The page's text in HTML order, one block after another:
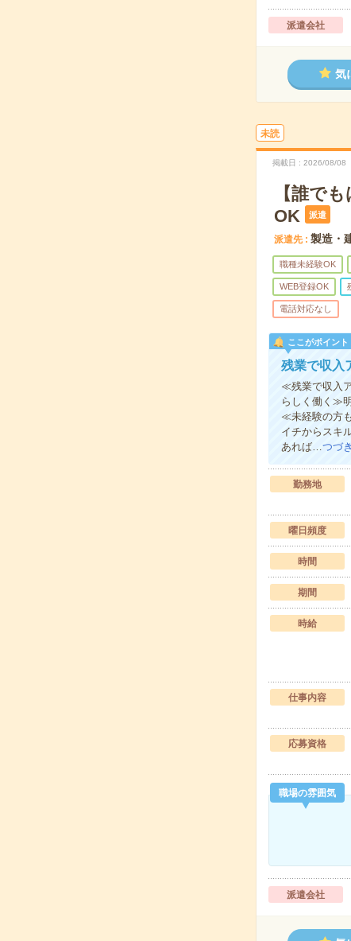
派遣会社
気
未読
掲載日 2026/08/08
【誰で
OK
派遣
派遣先 製造・
職種未経験OK
WEB登録OK
電話対応なし
ここがポイント
残業で収入
≪残業で収入
らしく働く≫
≪未経験の方
イチからスキ
あれば…つづ
勤務地
曜日頻度
時間
期間
時給
仕事内容
応募資格
職場の雰囲気
派遣会社